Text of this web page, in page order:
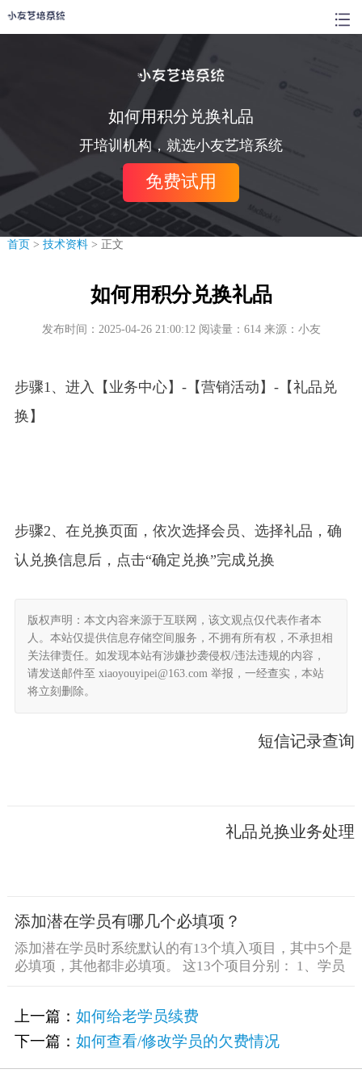
如何用积分兑换礼品
开培训机构，就选小友艺培系统
免费试用
首页> 技术资料> 正文
如何用积分兑换礼品
发布时间：2025-04-26 21:00:12 阅读量：614 来源：小友
步骤1、 进入【业务中心】-【营销活动 】-【礼品兑
换】
步骤2、 在兑换页面，依次选择会员、选择礼品，确
认兑换信息后，点击“确定兑换”完成兑换
版权声明：本文内容来源于互联网，该文观点仅代表作者本
人。本站仅提供信息存储空间服务，不拥有所有权，不承担相
关法律责任。如发现本站有涉嫌抄袭侵权/违法违规的内容，
请发送邮件至 xiaoyouyipei@163.com 举报，一经查实，本站
将立刻删除。
短信记录查询
礼品兑换业务处理
添加潜在学员有哪几个必填项？
添加潜在学员时系统默认的有13个填入项目，其中5个是
必填项，其他都非必填项。 这13个项目分别： 1、学员
上一篇： 如何给老学员续费
下一篇： 如何查看/修改学员的欠费情况